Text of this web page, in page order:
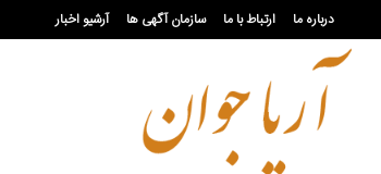
درباره ما ارتباط با ما سازمان آگهی ها آرشیو اخبار